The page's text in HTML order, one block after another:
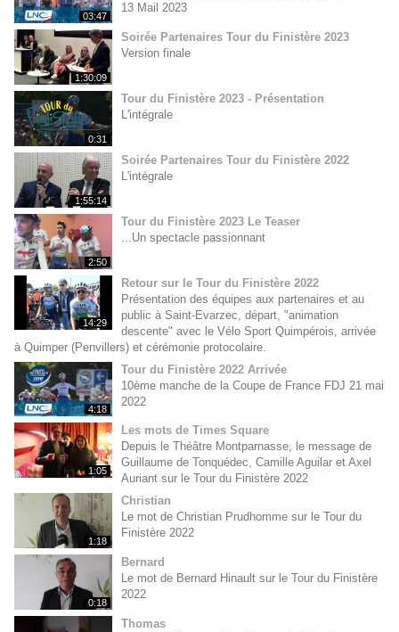
03:47
13 Mail 2023
1:30:09
Soirée Partenaires Tour du Finistère 2023
Version finale
0:31
Tour du Finistère 2023 - Présentation
L'intégrale
1:55:14
Soirée Partenaires Tour du Finistère 2022
L'intégrale
2:50
Tour du Finistère 2023 Le Teaser
...Un spectacle passionnant
14:29
Retour sur le Tour du Finistère 2022
Présentation des équipes aux partenaires et au
public à Saint-Evarzec, départ, "animation
descente" avec le Vélo Sport Quimpérois, arrivée
à Quimper (Penvillers) et cérémonie protocolaire.
4:18
Tour du Finistère 2022 Arrivée
10ème manche de la Coupe de France FDJ 21 mai
2022
1:05
Les mots de Times Square
Depuis le Théâtre Montparnasse, le message de
Guillaume de Tonquédec, Camille Aguilar et Axel
Auriant sur le Tour du Finistère 2022
1:18
Christian
Le mot de Christian Prudhomme sur le Tour du
Finistère 2022
0:18
Bernard
Le mot de Bernard Hinault sur le Tour du Finistère
2022
Thomas